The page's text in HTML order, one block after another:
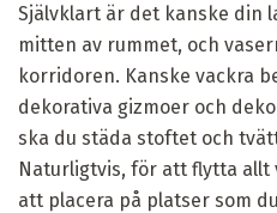
Självklart är det kanske din
mitten av rummet, och
korridoren. Kanske vackra
dekorativa gizmoer och
ska du städa stoftet och
Naturligtvis, för att flytta allt
att placera på platser som